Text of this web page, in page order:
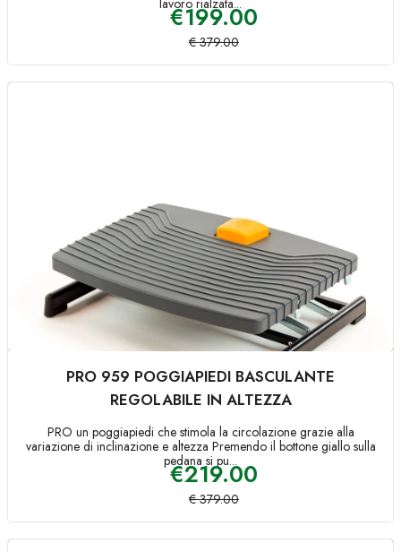
lavoro rialzata...
€199.00
€ 379.00
PRO 959 POGGIAPIEDI BASCULANTE
REGOLABILE IN ALTEZZA
PRO un poggiapiedi che stimola la circolazione grazie alla
variazione di inclinazione e altezza Premendo il bottone giallo sulla
pedana si pu...
€219.00
€ 379.00